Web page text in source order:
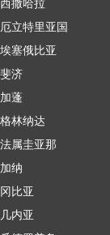
西撒哈拉
厄立特里亚国
埃塞俄比亚
斐济
加蓬
格林纳达
法属圭亚那
加纳
冈比亚
几内亚